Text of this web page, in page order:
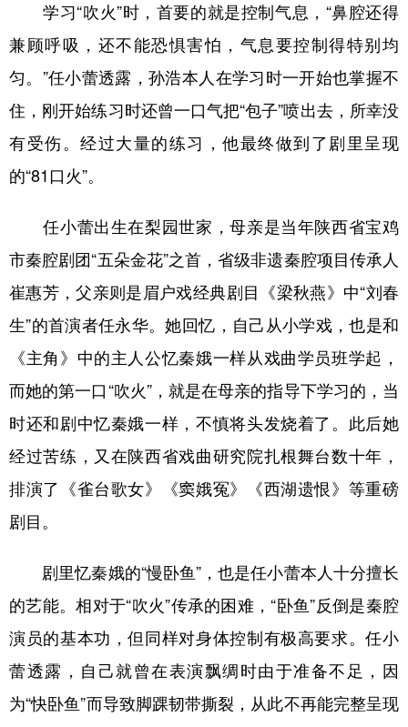
学习“吹火”时，首要的就是控制气息，“鼻腔还得
兼顾呼吸，还不能恐惧害怕，气息要控制得特别均
匀。”任小蕾透露，孙浩本人在学习时一开始也掌握不
住，刚开始练习时还曾一口气把“包子”喷出去，所幸没
有受伤。经过大量的练习，他最终做到了剧里呈现
的“81口火”。
任小蕾出生在梨园世家，母亲是当年陕西省宝鸡
市秦腔剧团“五朵金花”之首，省级非遗秦腔项目传承人
崔惠芳，父亲则是眉户戏经典剧目《梁秋燕》中“刘春
生”的首演者任永华。她回忆，自己从小学戏，也是和
《主角》中的主人公忆秦娥一样从戏曲学员班学起，
而她的第一口“吹火”，就是在母亲的指导下学习的，当
时还和剧中忆秦娥一样，不慎将头发烧着了。此后她
经过苦练，又在陕西省戏曲研究院扎根舞台数十年，
排演了《雀台歌女》《窦娥冤》《西湖遗恨》等重磅
剧目。
剧里忆秦娥的“慢卧鱼”，也是任小蕾本人十分擅长
的艺能。相对于“吹火”传承的困难，“卧鱼”反倒是秦腔
演员的基本功，但同样对身体控制有极高要求。任小
蕾透露，自己就曾在表演飘绸时由于准备不足，因
为“快卧鱼”而导致脚踝韧带撕裂，从此不再能完整呈现